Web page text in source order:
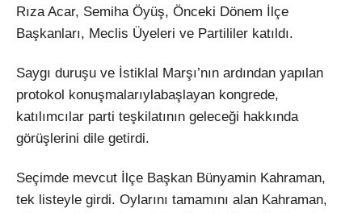
Rıza Acar, Semiha Öyüş, Önceki Dönem İlçe
Başkanları, Meclis Üyeleri ve Partililer katıldı.
Saygı duruşu ve İstiklal Marşı’nın ardından yapılan
protokol konuşmalarıylabaşlayan kongrede,
katılımcılar parti teşkilatının geleceği hakkında
görüşlerini dile getirdi.
Seçimde mevcut İlçe Başkan Bünyamin Kahraman,
tek listeyle girdi. Oylarını tamamını alan Kahraman,